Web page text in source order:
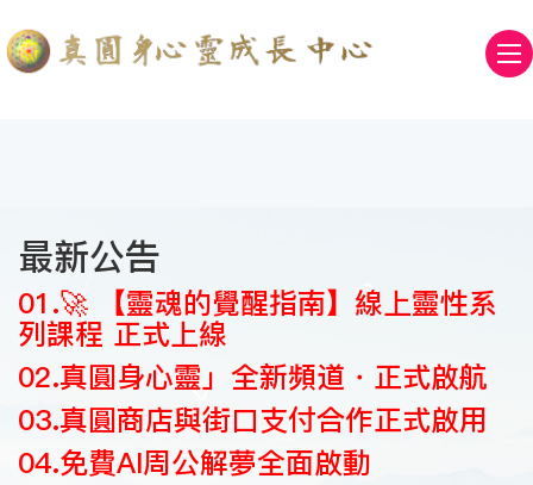
最新公告
01.🚀 【靈魂的覺醒指南】線上靈性系
列課程 正式上線
02.真圓身心靈」全新頻道・正式啟航
03.真圓商店與街口支付合作正式啟用
04.免費AI周公解夢全面啟動